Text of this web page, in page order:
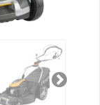
данных